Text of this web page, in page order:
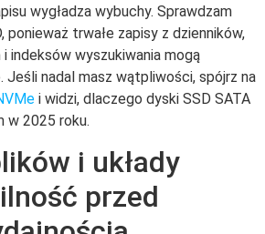
wygładza wybuchy. Sprawdzam
ponieważ trwałe zapisy z dzienników,
indeksów wyszukiwania mogą
Jeśli nadal masz wątpliwości, spójrz na
i widzi, dlaczego dyski SSD SATA
w 2025 roku.
i układy
przed